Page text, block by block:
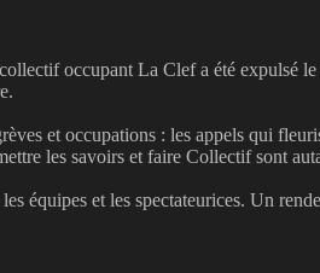
occupant La Clef a été expulsé
et occupations : les appels qui
les savoirs et faire Collectif sont
équipes et les spectateurices. Un